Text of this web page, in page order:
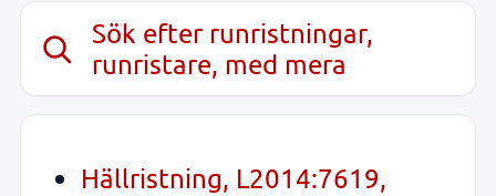
Sök efter runristningar,
runristare, med mera
Hällristning, L2014:7619,